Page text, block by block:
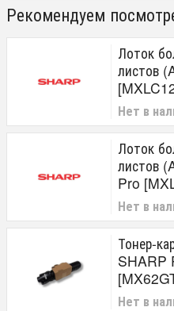
Рекомендуем
Лоток
листов
Нет в
Лоток
листов
Pro
Нет в
Тонер-
SHARP
Нет в